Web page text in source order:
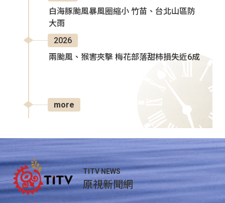
白海豚颱風暴風圈縮小 竹苗、台北山區防
大雨
2026
兩颱風、猴害夾擊 梅花部落甜柿損失近6成
more
TITV NEWS
原視新聞網